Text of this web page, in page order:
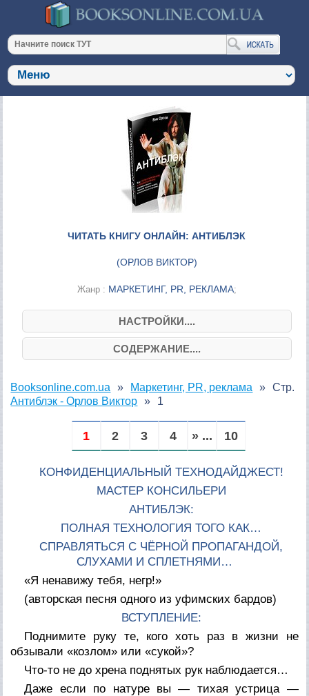
ЧИТАТЬ КНИГУ ОНЛАЙН: АНТИБЛЭК
(ОРЛОВ ВИКТОР)
Жанр : МАРКЕТИНГ, PR, РЕКЛАМА;
НАСТРОЙКИ....
СОДЕРЖАНИЕ....
Booksonline.com.ua
Маркетинг, PR, реклама
Антиблэк - Орлов Виктор
Стр.
1
1 2 3 4 » ... 10
КОНФИДЕНЦИАЛЬНЫЙ ТЕХНОДАЙДЖЕСТ!
МАСТЕР КОНСИЛЬЕРИ
АНТИБЛЭК:
ПОЛНАЯ ТЕХНОЛОГИЯ ТОГО КАК…
СПРАВЛЯТЬСЯ С ЧЁРНОЙ ПРОПАГАНДОЙ,
СЛУХАМИ И СПЛЕТНЯМИ…
«Я ненавижу тебя, негр!»
(авторская песня одного из уфимских бардов)
ВСТУПЛЕНИЕ:
Поднимите руку те, кого хоть раз в жизни не
обзывали «козлом» или «сукой»?
Что-то не до хрена поднятых рук наблюдается…
Даже если по натуре вы — тихая устрица —